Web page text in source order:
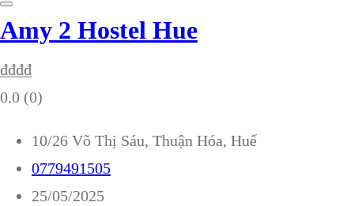
Amy 2 Hostel Hue
₫₫₫₫
0.0 (0)
10/26 Võ Thị Sáu, Thuận Hóa, Huế
0779491505
25/05/2025